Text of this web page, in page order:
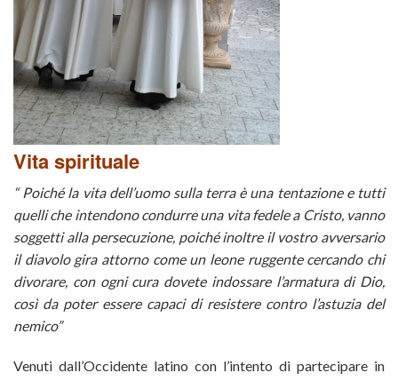
Vita spirituale
“ Poiché la vita dell’uomo sulla terra è una tentazione e tutti
quelli che intendono condurre una vita fedele a Cristo, vanno
soggetti alla persecuzione, poiché inoltre il vostro avversario
il diavolo gira attorno come un leone ruggente cercando chi
divorare, con ogni cura dovete indossare l’armatura di Dio,
così da poter essere capaci di resistere contro l’astuzia del
nemico”
Venuti dall’Occidente latino con l’intento di partecipare in